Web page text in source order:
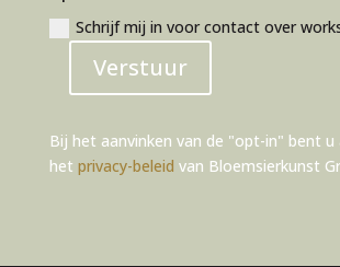
Schrijf mij in voor contact over
Verstuur
Bij het aanvinken van de "opt-in" bent
het privacy-beleid van Bloemsierkunst